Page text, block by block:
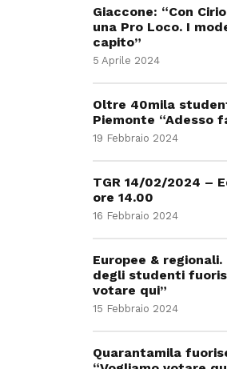
Giaccone: “Con
una Pro Loco. I
capito”
5 Aprile 2024
Oltre 40mila
Piemonte “Adesso
19 Febbraio 2024
TGR 14/02/2024 –
ore 14.00
16 Febbraio 2024
Europee & regionali.
degli studenti
votare qui”
15 Febbraio 2024
Quarantamila